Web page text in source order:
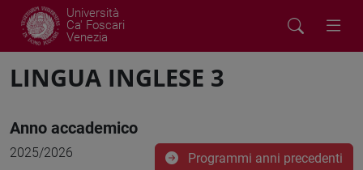
Università
Ca' Foscari
Venezia
LINGUA INGLESE 3
Anno accademico
2025/2026 Programmi anni precedenti